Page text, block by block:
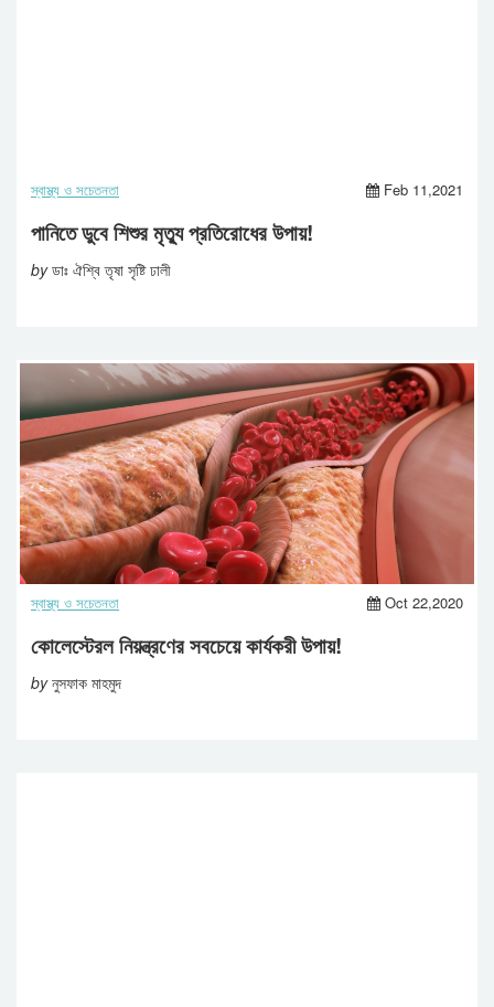
স্বাস্থ্য ও সচেতনতা Feb 11,2021
পানিতে ডুবে শিশুর মৃত্যু প্রতিরোধের উপায়!
byডাঃ ঐশ্বি তৃষা সৃষ্টি ঢালী
স্বাস্থ্য ও সচেতনতা Oct 22,2020
কোলেস্টেরল নিয়ন্ত্রণের সবচেয়ে কার্যকরী উপায়!
byনুসফাক মাহমুদ